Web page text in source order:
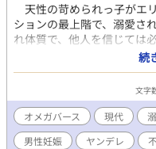
天性の苛められっ子がエ
ションの最上階で、溺愛
れ体質で、他人を信じては
ねて高校は中退、その後も
事が続かない。頼れる家族
そんなユートを救ってく
医・成吾だった。ペットを
トは成吾に飼われることに
任なことはしない。一生大
年の成吾にすっかり気を許
続
文字
オメガバース 現代
男性妊娠
ヤンデレ